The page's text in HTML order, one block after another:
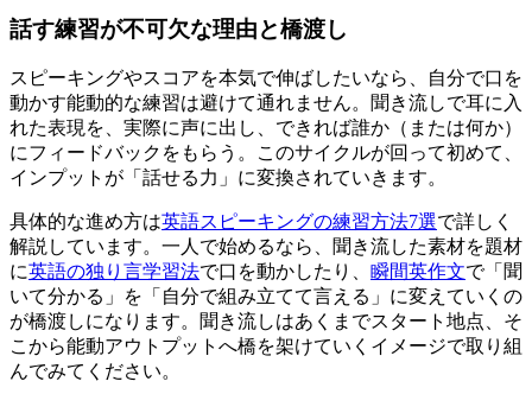
話す練習が不可欠な理由と橋渡し
スピーキングやスコアを本気で伸ばしたいなら、自分で口を
動かす能動的な練習は避けて通れません。聞き流しで耳に入
れた表現を、実際に声に出し、できれば誰か（または何か）
にフィードバックをもらう。このサイクルが回って初めて、
インプットが「話せる力」に変換されていきます。
具体的な進め方は英語スピーキングの練習方法7選で詳しく
解説しています。一人で始めるなら、聞き流した素材を題材
に英語の独り言学習法で口を動かしたり、 瞬間英作文で「聞
いて分かる」を「自分で組み立てて言える」に変えていくの
が橋渡しになります。聞き流しはあくまでスタート地点、そ
こから能動アウトプットへ橋を架けていくイメージで取り組
んでみてください。